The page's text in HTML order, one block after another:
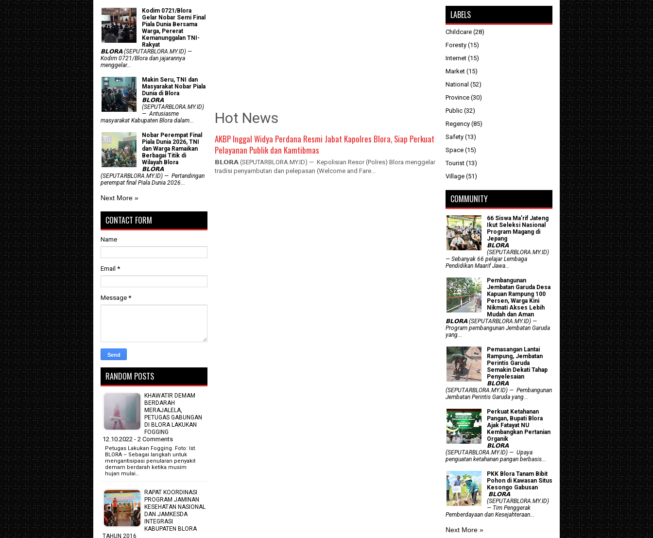
Hot News
AKBP Inggal Widya Perdana Resmi Jabat Kapolres Blora, Siap Perkuat
Pelayanan Publik dan Kamtibmas
𝗕𝗟𝗢𝗥𝗔 (SEPUTARBLORA.MY.ID) — Kepolisian Resor (Polres) Blora menggelar
tradisi penyambutan dan pelepasan (Welcome and Fare...
Kodim 0721/Blora
Gelar Nobar Semi Final
Piala Dunia Bersama
Warga, Pererat
Kemanunggalan TNI-
Rakyat
𝗕𝗟𝗢𝗥𝗔 (SEPUTARBLORA.MY.ID) —
Kodim 0721/Blora dan jajarannya
menggelar...
Makin Seru, TNI dan
Masyarakat Nobar Piala
Dunia di Blora
𝗕𝗟𝗢𝗥𝗔
(SEPUTARBLORA.MY.ID)
— Antusiasme
masyarakat Kabupaten Blora dalam...
Nobar Perempat Final
Piala Dunia 2026, TNI
dan Warga Ramaikan
Berbagai Titik di
Wilayah Blora
𝗕𝗟𝗢𝗥𝗔
(SEPUTARBLORA.MY.ID) — Pertandingan
perempat final Piala Dunia 2026...
Next More »
CONTACT FORM
Name
Email *
Message *
RANDOM POSTS
KHAWATIR DEMAM
BERDARAH
MERAJALELA,
PETUGAS GABUNGAN
DI BLORA LAKUKAN
FOGGING
12.10.2022 - 2 Comments
Petugas Lakukan Fogging. Foto: Ist.
BLORA – Sebagai langkah untuk
mengantisipasi penularan penyakit
demam berdarah ketika musim
hujan mulai…
RAPAT KOORDINASI
PROGRAM JAMINAN
KESEHATAN NASIONAL
DAN JAMKESDA
INTEGRASI
KABUPATEN BLORA
TAHUN 2016
LABELS
Childcare (28)
Foresty (15)
Internet (15)
Market (15)
National (52)
Province (30)
Public (32)
Regency (85)
Safety (13)
Space (15)
Tourist (13)
Village (51)
COMMUNITY
66 Siswa Ma’rif Jateng
Ikut Seleksi Nasional
Program Magang di
Jepang
𝗕𝗟𝗢𝗥𝗔
(SEPUTARBLORA.MY.ID)
— Sebanyak 66 pelajar Lembaga
Pendidikan Maarif Jawa...
Pembangunan
Jembatan Garuda Desa
Kapuan Rampung 100
Persen, Warga Kini
Nikmati Akses Lebih
Mudah dan Aman
𝗕𝗟𝗢𝗥𝗔 (SEPUTARBLORA.MY.ID) —
Program pembangunan Jembatan Garuda
yang...
Pemasangan Lantai
Rampung, Jembatan
Perintis Garuda
Semakin Dekati Tahap
Penyelesaian
𝗕𝗟𝗢𝗥𝗔
(SEPUTARBLORA.MY.ID) — Pembangunan
Jembatan Perintis Garuda yang...
​Perkuat Ketahanan
Pangan, Bupati Blora
Ajak Fatayat NU
Kembangkan Pertanian
Organik
𝗕𝗟𝗢𝗥𝗔
(SEPUTARBLORA.MY.ID) — Upaya
penguatan ketahanan pangan berbasis...
PKK Blora Tanam Bibit
Pohon di Kawasan Situs
Kesongo Gabusan
‎ 𝗕𝗟𝗢𝗥𝗔
(SEPUTARBLORA.MY.ID)
— Tim Penggerak
Pemberdayaan dan Kesejahteraan...
Next More »